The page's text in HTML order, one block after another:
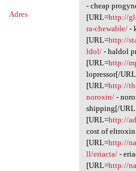
Adres
- cheap
[URL=http://
ra-chewable/-
[URL=http://
ldol/- haldol
[URL=http://
lopressor[/
[URL=http://
noroxin/-
shipping[/URL
[URL=http://
cost of
[URL=http://
ll/eriacta/-
[URL=http://